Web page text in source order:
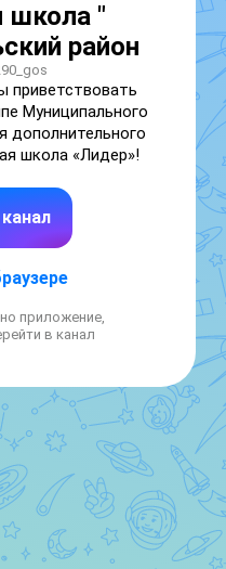
школа "
район
приветствовать
Муниципального
дополнительного
школа «Лидер»!
новости,
спортивных
района.
12-27
приложение,
в канал